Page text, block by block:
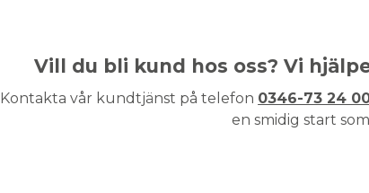
Vill du bli kund hos oss? Vi
Kontakta vår kundtjänst på telefon 0346-73 24
en smidig start